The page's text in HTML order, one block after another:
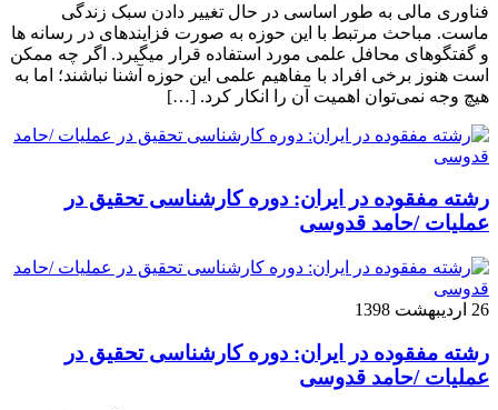
فناوری مالی به طور اساسی در حال تغییر دادن سبک زندگی
ماست. مباحث مرتبط با این حوزه به صورت فزاینده­ای در رسانه­ ها
و گفتگوهای محافل علمی مورد استفاده قرار می­گیرد. اگر چه ممکن
است هنوز برخی افراد با مفاهیم علمی این حوزه آشنا نباشند؛ اما به
هیچ وجه نمی‌توان اهمیت آن را انکار کرد. […]
رشته مفقوده در ایران: دوره کارشناسی تحقیق در
عملیات /حامد قدوسی
26 اردیبهشت 1398
رشته مفقوده در ایران: دوره کارشناسی تحقیق در
عملیات /حامد قدوسی